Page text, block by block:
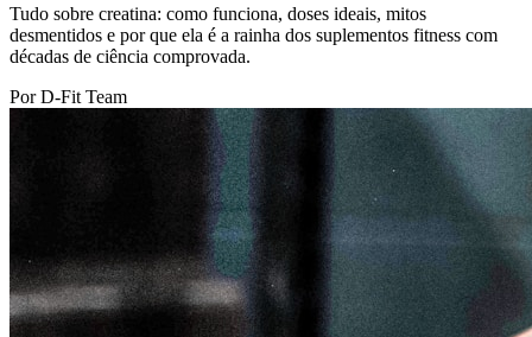
Tudo sobre creatina: como funciona, doses ideais, mitos
desmentidos e por que ela é a rainha dos suplementos fitness com
décadas de ciência comprovada.
Por D-Fit Team